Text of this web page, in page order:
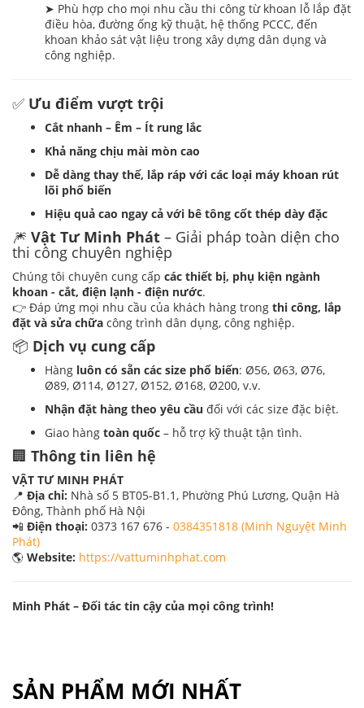
➤ Phù hợp cho mọi nhu cầu thi công từ khoan lỗ lắp đặt
điều hòa, đường ống kỹ thuật, hệ thống PCCC, đến
khoan khảo sát vật liệu trong xây dựng dân dụng và
công nghiệp.
✅ Ưu điểm vượt trội
Cắt nhanh – Êm – Ít rung lắc
Khả năng chịu mài mòn cao
Dễ dàng thay thế, lắp ráp với các loại máy khoan rút
lõi phổ biến
Hiệu quả cao ngay cả với bê tông cốt thép dày đặc
🎆 Vật Tư Minh Phát – Giải pháp toàn diện cho
thi công chuyên nghiệp
Chúng tôi chuyên cung cấp các thiết bị, phụ kiện ngành
khoan - cắt, điện lạnh - điện nước.
👉 Đáp ứng mọi nhu cầu của khách hàng trong thi công, lắp
đặt và sửa chữa công trình dân dụng, công nghiệp.
📦 Dịch vụ cung cấp
Hàng luôn có sẵn các size phổ biến: Ø56, Ø63, Ø76,
Ø89, Ø114, Ø127, Ø152, Ø168, Ø200, v.v.
Nhận đặt hàng theo yêu cầu đối với các size đặc biệt.
Giao hàng toàn quốc – hỗ trợ kỹ thuật tận tình.
🏢 Thông tin liên hệ
VẬT TƯ MINH PHÁT
📍 Địa chỉ: Nhà số 5 BT05-B1.1, Phường Phú Lương, Quận Hà
Đông, Thành phố Hà Nội
📲 Điện thoại: 0373 167 676 - 0384351818 (Minh Nguyệt Minh
Phát)
🌎 Website: https://vattuminhphat.com
Minh Phát – Đối tác tin cậy của mọi công trình!
SẢN PHẨM MỚI NHẤT